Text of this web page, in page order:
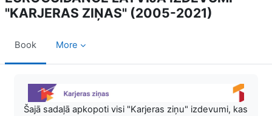
"KARJERAS ZIŅAS" (2005-2021)
Book More
Šajā sadaļā apkopoti visi "Karjeras ziņu" izdevumi, kas